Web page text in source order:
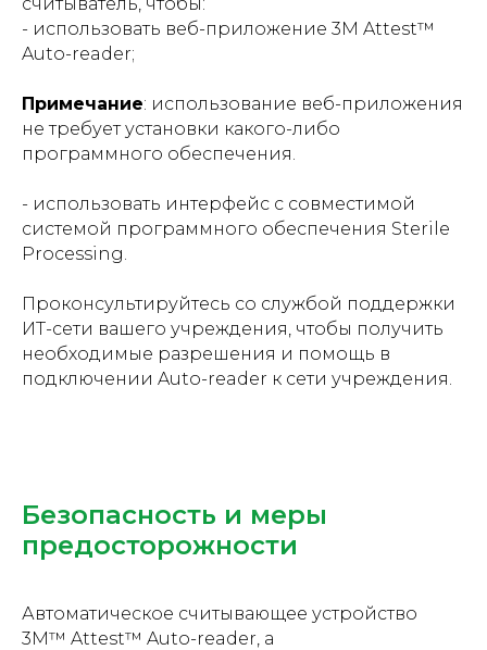
- использовать веб-приложение 3M Attest™
Auto-reader;
Примечание: использование веб-приложения
не требует установки какого-либо
программного обеспечения.
- использовать интерфейс с совместимой
системой программного обеспечения Sterile
Processing.
Проконсультируйтесь со службой поддержки
ИТ-сети вашего учреждения, чтобы получить
необходимые разрешения и помощь в
подключении Auto-reader к сети учреждения.
Безопасность и меры
предосторожности
Автоматическое считывающее устройство
3M™ Attest™ Auto-reader, а